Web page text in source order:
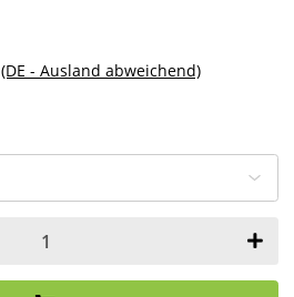
(DE - Ausland abweichend)